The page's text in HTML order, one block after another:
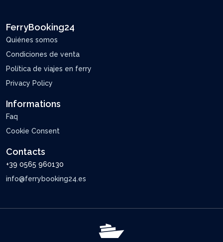
FerryBooking24
Quiénes somos
Condiciones de venta
Política de viajes en ferry
Privacy Policy
Informations
Faq
Cookie Consent
Contacts
+39 0565 960130
info@ferrybooking24.es